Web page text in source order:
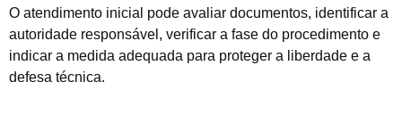
O atendimento inicial pode avaliar documentos, identificar a
autoridade responsável, verificar a fase do procedimento e
indicar a medida adequada para proteger a liberdade e a
defesa técnica.